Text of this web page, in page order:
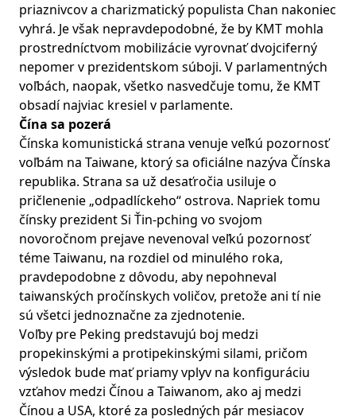
priaznivcov a charizmatický populista Chan nakoniec
vyhrá. Je však nepravdepodobné, že by KMT mohla
prostredníctvom mobilizácie vyrovnať dvojciferný
nepomer v prezidentskom súboji. V parlamentných
voľbách, naopak, všetko nasvedčuje tomu, že KMT
obsadí najviac kresiel v parlamente.
Čína sa pozerá
Čínska komunistická strana venuje veľkú pozornosť
voľbám na Taiwane, ktorý sa oficiálne nazýva Čínska
republika. Strana sa už desaťročia usiluje o
pričlenenie „odpadlíckeho“ ostrova. Napriek tomu
čínsky prezident Si Ťin-pching vo svojom
novoročnom prejave nevenoval veľkú pozornosť
téme Taiwanu, na rozdiel od minulého roka,
pravdepodobne z dôvodu, aby nepohneval
taiwanských pročínskych voličov, pretože ani tí nie
sú všetci jednoznačne za zjednotenie.
Voľby pre Peking predstavujú boj medzi
propekinskými a protipekinskými silami, pričom
výsledok bude mať priamy vplyv na konfiguráciu
vzťahov medzi Čínou a Taiwanom, ako aj medzi
Čínou a USA, ktoré za posledných pár mesiacov